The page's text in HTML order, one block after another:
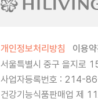
개인정보처리방침 이용
서울특별시 중구 을지로
사업자등록번호 : 214-
건강기능식품판매업 제